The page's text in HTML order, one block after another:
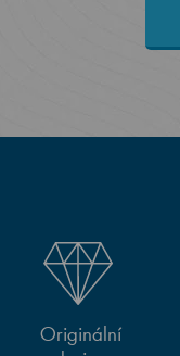
Originální